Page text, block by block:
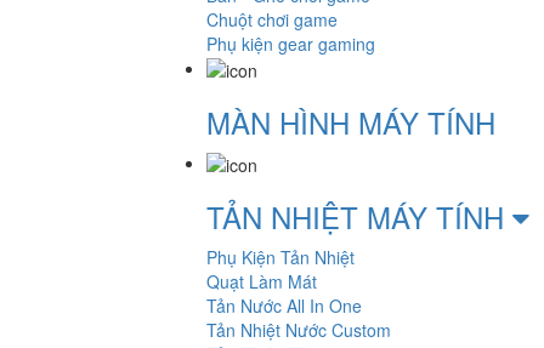
Chuột chơi game
Phụ kiện gear gaming
MÀN HÌNH MÁY TÍNH
TẢN NHIỆT MÁY TÍNH
Phụ Kiện Tản Nhiệt
Quạt Làm Mát
Tản Nước All In One
Tản Nhiệt Nước Custom